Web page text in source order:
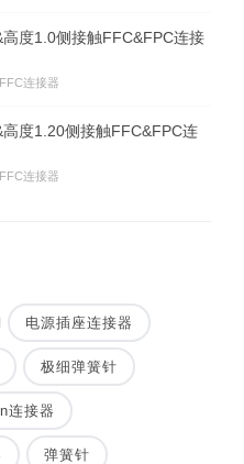
度1.0侧接触FFC&FPC连接
连接器
度1.20侧接触FFC&FPC连
连接器
电源插座连接器
极细弹簧针
连接器
弹簧针